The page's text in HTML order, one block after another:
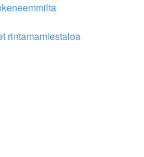
rintamamiestaloa